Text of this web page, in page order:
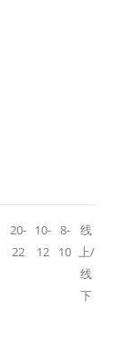
20-
22
10-
12
8-
10
线
上/
线
下